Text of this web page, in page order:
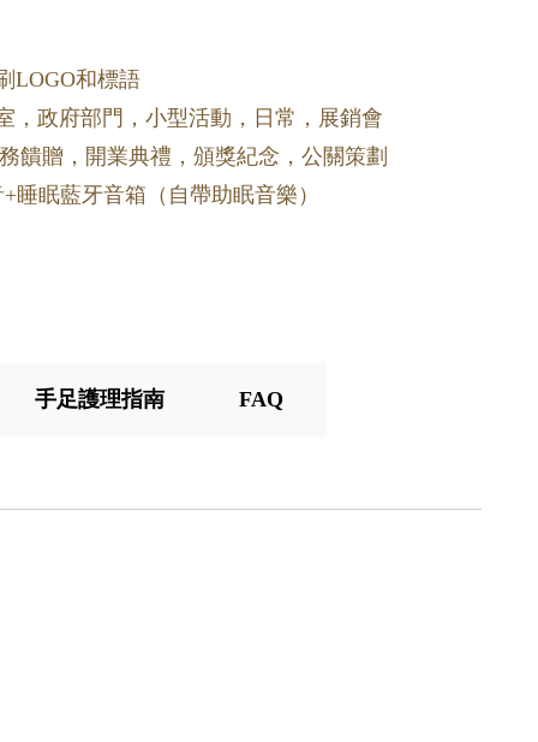
LOGO和標語
，政府部門，小型活動，日常，展銷會
饋贈，開業典禮，頒獎紀念，公關策劃
睡眠藍牙音箱（自帶助眠音樂）
手足護理指南 FAQ